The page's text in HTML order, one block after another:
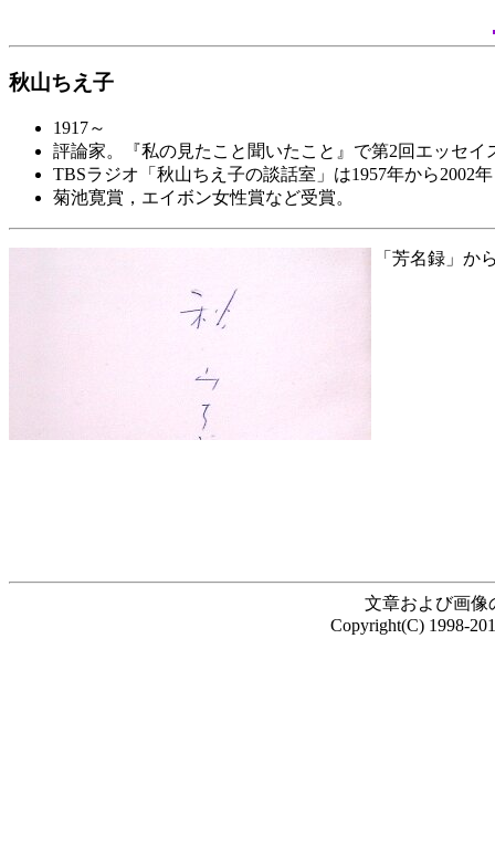
秋山ちえ子
1917～
評論家。『私の見たこと聞いたこと』で第2回エッセイ
TBSラジオ「秋山ちえ子の談話室」は1957年から2002
菊池寛賞，エイボン女性賞など受賞。
「芳名録」か
文章および画像
Copyright(C) 1998-